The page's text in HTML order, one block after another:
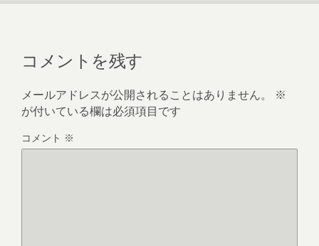
コメントを残す
メールアドレスが公開されることはありません。
※
が付いている欄は必須項目です
コメント ※